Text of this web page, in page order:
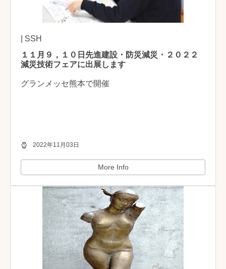
| SSH
１１月９，１０日先進建設・防災減災・２０２２
減災技術フェアに出展します
グランメッセ熊本で開催
2022年11月03日
More Info